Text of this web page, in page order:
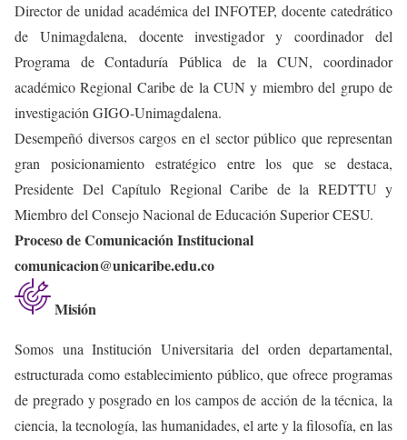
Director de unidad académica del INFOTEP, docente catedrático
de Unimagdalena, docente investigador y coordinador del
Programa de Contaduría Pública de la CUN, coordinador
académico Regional Caribe de la CUN y miembro del grupo de
investigación GIGO-Unimagdalena.
Desempeñó diversos cargos en el sector público que representan
gran posicionamiento estratégico entre los que se destaca,
Presidente Del Capítulo Regional Caribe de la REDTTU y
Miembro del Consejo Nacional de Educación Superior CESU.
Proceso de Comunicación Institucional
comunicacion@unicaribe.edu.co
Misión
Somos una Institución Universitaria del orden departamental,
estructurada como establecimiento público, que ofrece programas
de pregrado y posgrado en los campos de acción de la técnica, la
ciencia, la tecnología, las humanidades, el arte y la filosofía, en las